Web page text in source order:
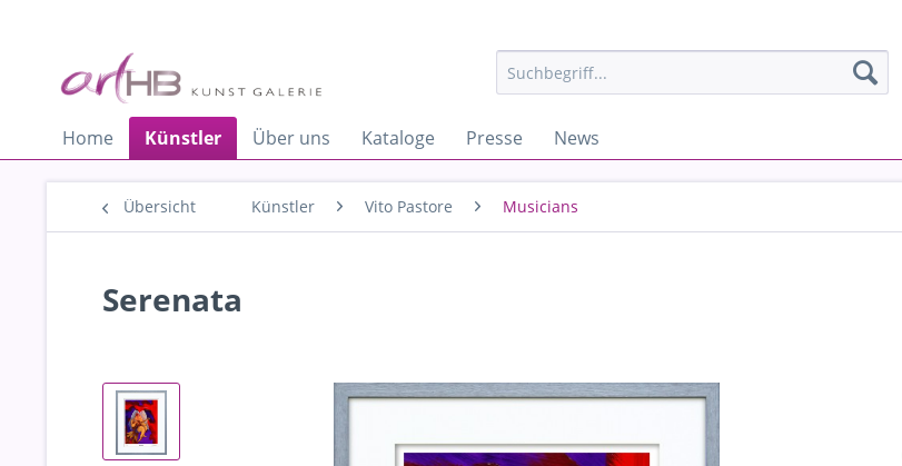
Home Künstler Über uns Kataloge Presse News
Übersicht Künstler Vito Pastore Musicians
Serenata